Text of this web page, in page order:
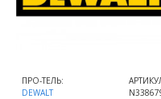
ПРО-ТЕЛЬ:
DEWALT